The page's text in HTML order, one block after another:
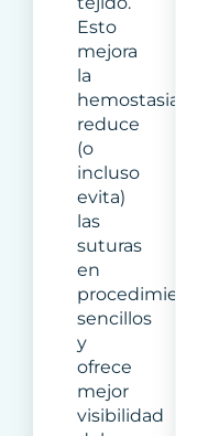
Esto
mejora
la
hemostasia,
reduce
(o
incluso
evita)
las
suturas
en
procedimientos
sencillos
y
ofrece
mejor
visibilidad